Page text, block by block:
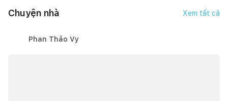
Chuyện nhà Xem tất cả
Phan Thảo Vy